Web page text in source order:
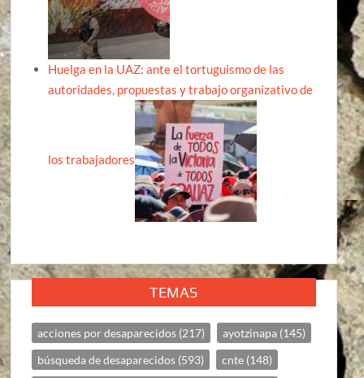
Huelga en la UAZ: ante el tortuguismo de las
autoridades, propuestas y trabajo organizativo de
los trabajadores
TEMAS
acciones por desaparecidos (217) ayotzinapa (145)
búsqueda de desaparecidos (593) cnte (148)